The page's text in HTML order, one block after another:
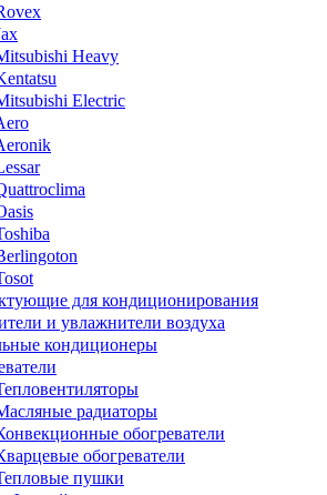
Heavy
Electric
для кондиционирования
и увлажнители воздуха
кондиционеры
радиаторы
обогреватели
обогреватели
пушки